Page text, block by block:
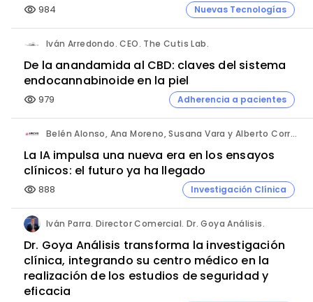
visibility 984 Nuevas Tecnologías
Iván Arredondo. CEO. The Cutis Lab.
De la anandamida al CBD: claves del sistema
endocannabinoide en la piel
visibility 979 Adherencia a pacientes
Belén Alonso, Ana Moreno, Susana Vara y Alberto Corral. Apices.
La IA impulsa una nueva era en los ensayos
clínicos: el futuro ya ha llegado
visibility 888 Investigación Clínica
Iván Parra. Director Comercial. Dr. Goya Análisis.
Dr. Goya Análisis transforma la investigación
clínica, integrando su centro médico en la
realización de los estudios de seguridad y
eficacia